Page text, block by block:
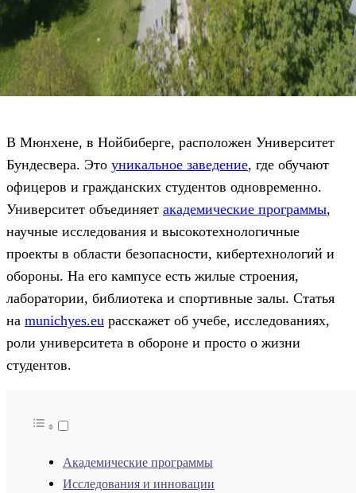
В Мюнхене, в Нойбиберге, расположен Университет
Бундесвера. Это уникальное заведение, где обучают
офицеров и гражданских студентов одновременно.
Университет объединяет академические программы,
научные исследования и высокотехнологичные
проекты в области безопасности, кибертехнологий и
обороны. На его кампусе есть жилые строения,
лаборатории, библиотека и спортивные залы. Статья
на munichyes.eu расскажет об учебе, исследованиях,
роли университета в обороне и просто о жизни
студентов.
Академические программы
Исследования и инновации